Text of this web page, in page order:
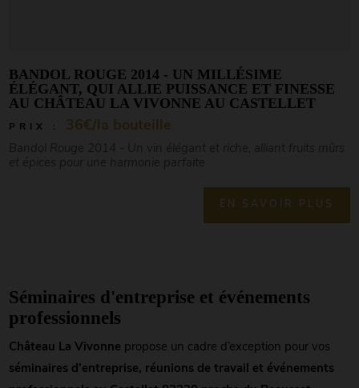
BANDOL ROUGE 2014 - UN MILLÉSIME
ÉLÉGANT, QUI ALLIE PUISSANCE ET FINESSE
AU CHÂTEAU LA VIVONNE AU CASTELLET
PRIX : 36€/la bouteille
EN SAVOIR PLUS
Séminaires d'entreprise et événements
professionnels
Château La Vivonne propose un cadre d’exception pour vos
séminaires d’entreprise, réunions de travail et événements